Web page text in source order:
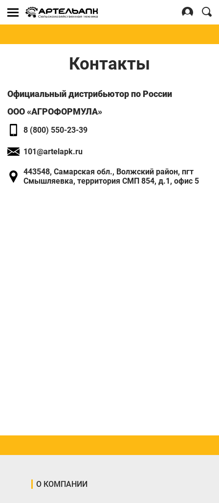
for:
Контакты
Официальный дистрибьютор по России
ООО «АГРОФОРМУЛА»
8 (800) 550-23-39
101@artelapk.ru
443548, Самарская обл., Волжский район, пгт
Смышляевка, территория СМП 854, д.1, офис 5
О КОМПАНИИ